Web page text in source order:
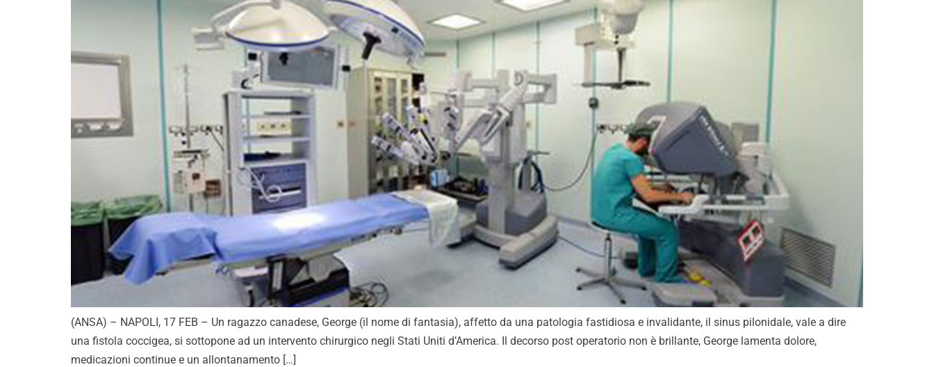
(ANSA) – NAPOLI, 17 FEB – Un ragazzo canadese, George (il nome di fantasia), affetto da una patologia fastidiosa e invalidante, il sinus pilonidale, vale a dire
una fistola coccigea, si sottopone ad un intervento chirurgico negli Stati Uniti d’America. Il decorso post operatorio non è brillante, George lamenta dolore,
medicazioni continue e un allontanamento […]